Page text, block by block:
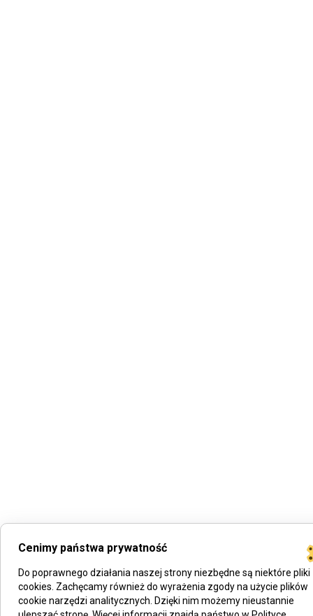
Cenimy państwa prywatność
Do poprawnego działania naszej strony niezbędne są niektóre pliki
cookies. Zachęcamy również do wyrażenia zgody na użycie plików
cookie narzędzi analitycznych. Dzięki nim możemy nieustannie